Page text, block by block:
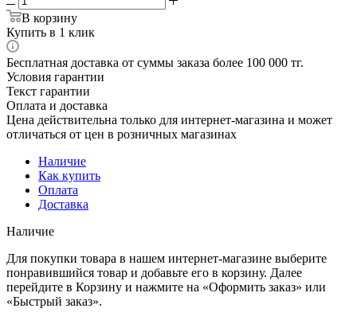
В корзину
Купить в 1 клик
Бесплатная доставка от суммы заказа более 100 000 тг.
Условия гарантии
Текст гарантии
Оплата и доставка
Цена действительна только для интернет-магазина и может
отличаться от цен в розничных магазинах
Наличие
Как купить
Оплата
Доставка
Наличие
Для покупки товара в нашем интернет-магазине выберите
понравившийся товар и добавьте его в корзину. Далее
перейдите в Корзину и нажмите на «Оформить заказ» или
«Быстрый заказ».